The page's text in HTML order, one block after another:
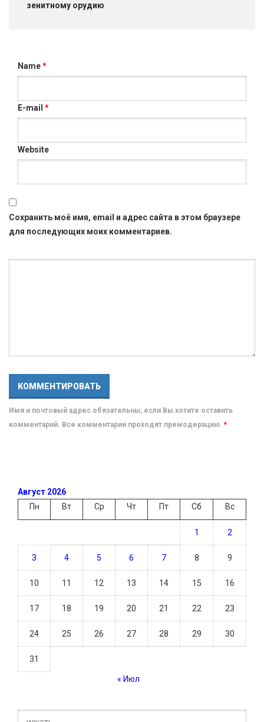
зенитному орудию
Name*
E-mail *
Website
Сохранить моё имя, email и адрес сайта в этом браузере
для последующих моих комментариев.
Имя и почтовый адрес обязательны, если Вы хотите оставить
комментарий. Все комментарии проходят премодерацию. *
Август 2026
Пн
Вт Ср Чт Пт Сб Вс
1 2
3 4 5 6 7 8 9
10 11 12 13 14 15 16
17 18 19 20 21 22 23
24 25 26 27 28 29 30
31
« Июл